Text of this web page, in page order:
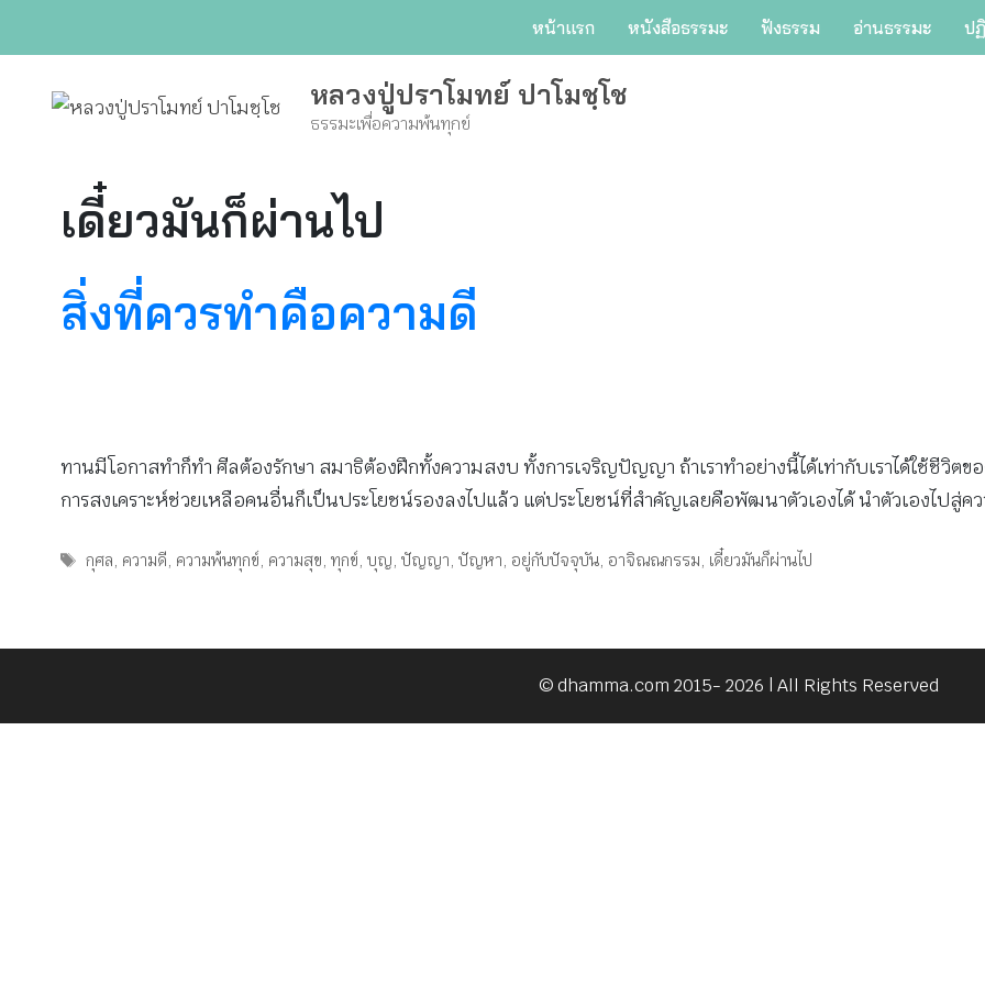
หน้าแรก หนังสือธรรมะ ฟังธรรม อ่านธรรมะ ป
หลวงปู่ปราโมทย์ ปาโมชฺโช
ธรรมะเพื่อความพ้นทุกข์
เดี๋ยวมันก็ผ่านไป
สิ่งที่ควรทำคือความดี
ทานมีโอกาสทำก็ทำ ศีลต้องรักษา สมาธิต้องฝึกทั้งความสงบ ทั้งการเจริญปัญญา ถ้าเราทำอย่างนี้ได้เท่ากับเราได้ใช้ชีวิตขอ
การสงเคราะห์ช่วยเหลือคนอื่นก็เป็นประโยชน์รองลงไปแล้ว แต่ประโยชน์ที่สำคัญเลยคือพัฒนาตัวเองได้ นำตัวเองไปสู่คว
Tags
กุศล, ความดี, ความพ้นทุกข์, ความสุข,ทุกข์,บุญ,ปัญญา,ปัญหา, อยู่กับปัจจุบัน, อาจิณณกรรม, เดี๋ยวมันก็ผ่านไป
© dhamma.com 2015- 2026 | All Rights Reserved